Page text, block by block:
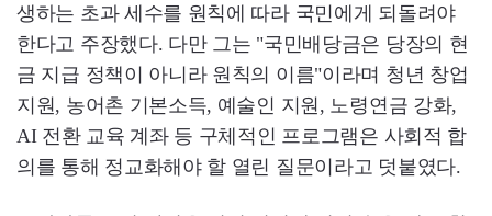
생하는 초과 세수를 원칙에 따라 국민에게 되돌려야
한다고 주장했다. 다만 그는 "국민배당금은 당장의 현
금 지급 정책이 아니라 원칙의 이름"이라며 청년 창업
지원, 농어촌 기본소득, 예술인 지원, 노령연금 강화,
AI 전환 교육 계좌 등 구체적인 프로그램은 사회적 합
의를 통해 정교화해야 할 열린 질문이라고 덧붙였다.